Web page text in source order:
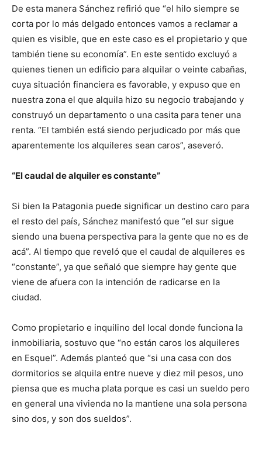
De esta manera Sánchez refirió que “el hilo siempre se
corta por lo más delgado entonces vamos a reclamar a
quien es visible, que en este caso es el propietario y que
también tiene su economía”. En este sentido excluyó a
quienes tienen un edificio para alquilar o veinte cabañas,
cuya situación financiera es favorable, y expuso que en
nuestra zona el que alquila hizo su negocio trabajando y
construyó un departamento o una casita para tener una
renta. “El también está siendo perjudicado por más que
aparentemente los alquileres sean caros”, aseveró.
“El caudal de alquiler es constante”
Si bien la Patagonia puede significar un destino caro para
el resto del país, Sánchez manifestó que “el sur sigue
siendo una buena perspectiva para la gente que no es de
acá”. Al tiempo que reveló que el caudal de alquileres es
“constante”, ya que señaló que siempre hay gente que
viene de afuera con la intención de radicarse en la
ciudad.
Como propietario e inquilino del local donde funciona la
inmobiliaria, sostuvo que “no están caros los alquileres
en Esquel”. Además planteó que “si una casa con dos
dormitorios se alquila entre nueve y diez mil pesos, uno
piensa que es mucha plata porque es casi un sueldo pero
en general una vivienda no la mantiene una sola persona
sino dos, y son dos sueldos”.